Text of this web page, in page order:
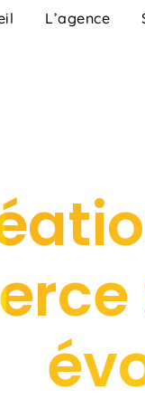
L’agence